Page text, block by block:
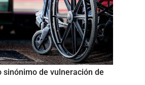
sinónimo de vulneración de